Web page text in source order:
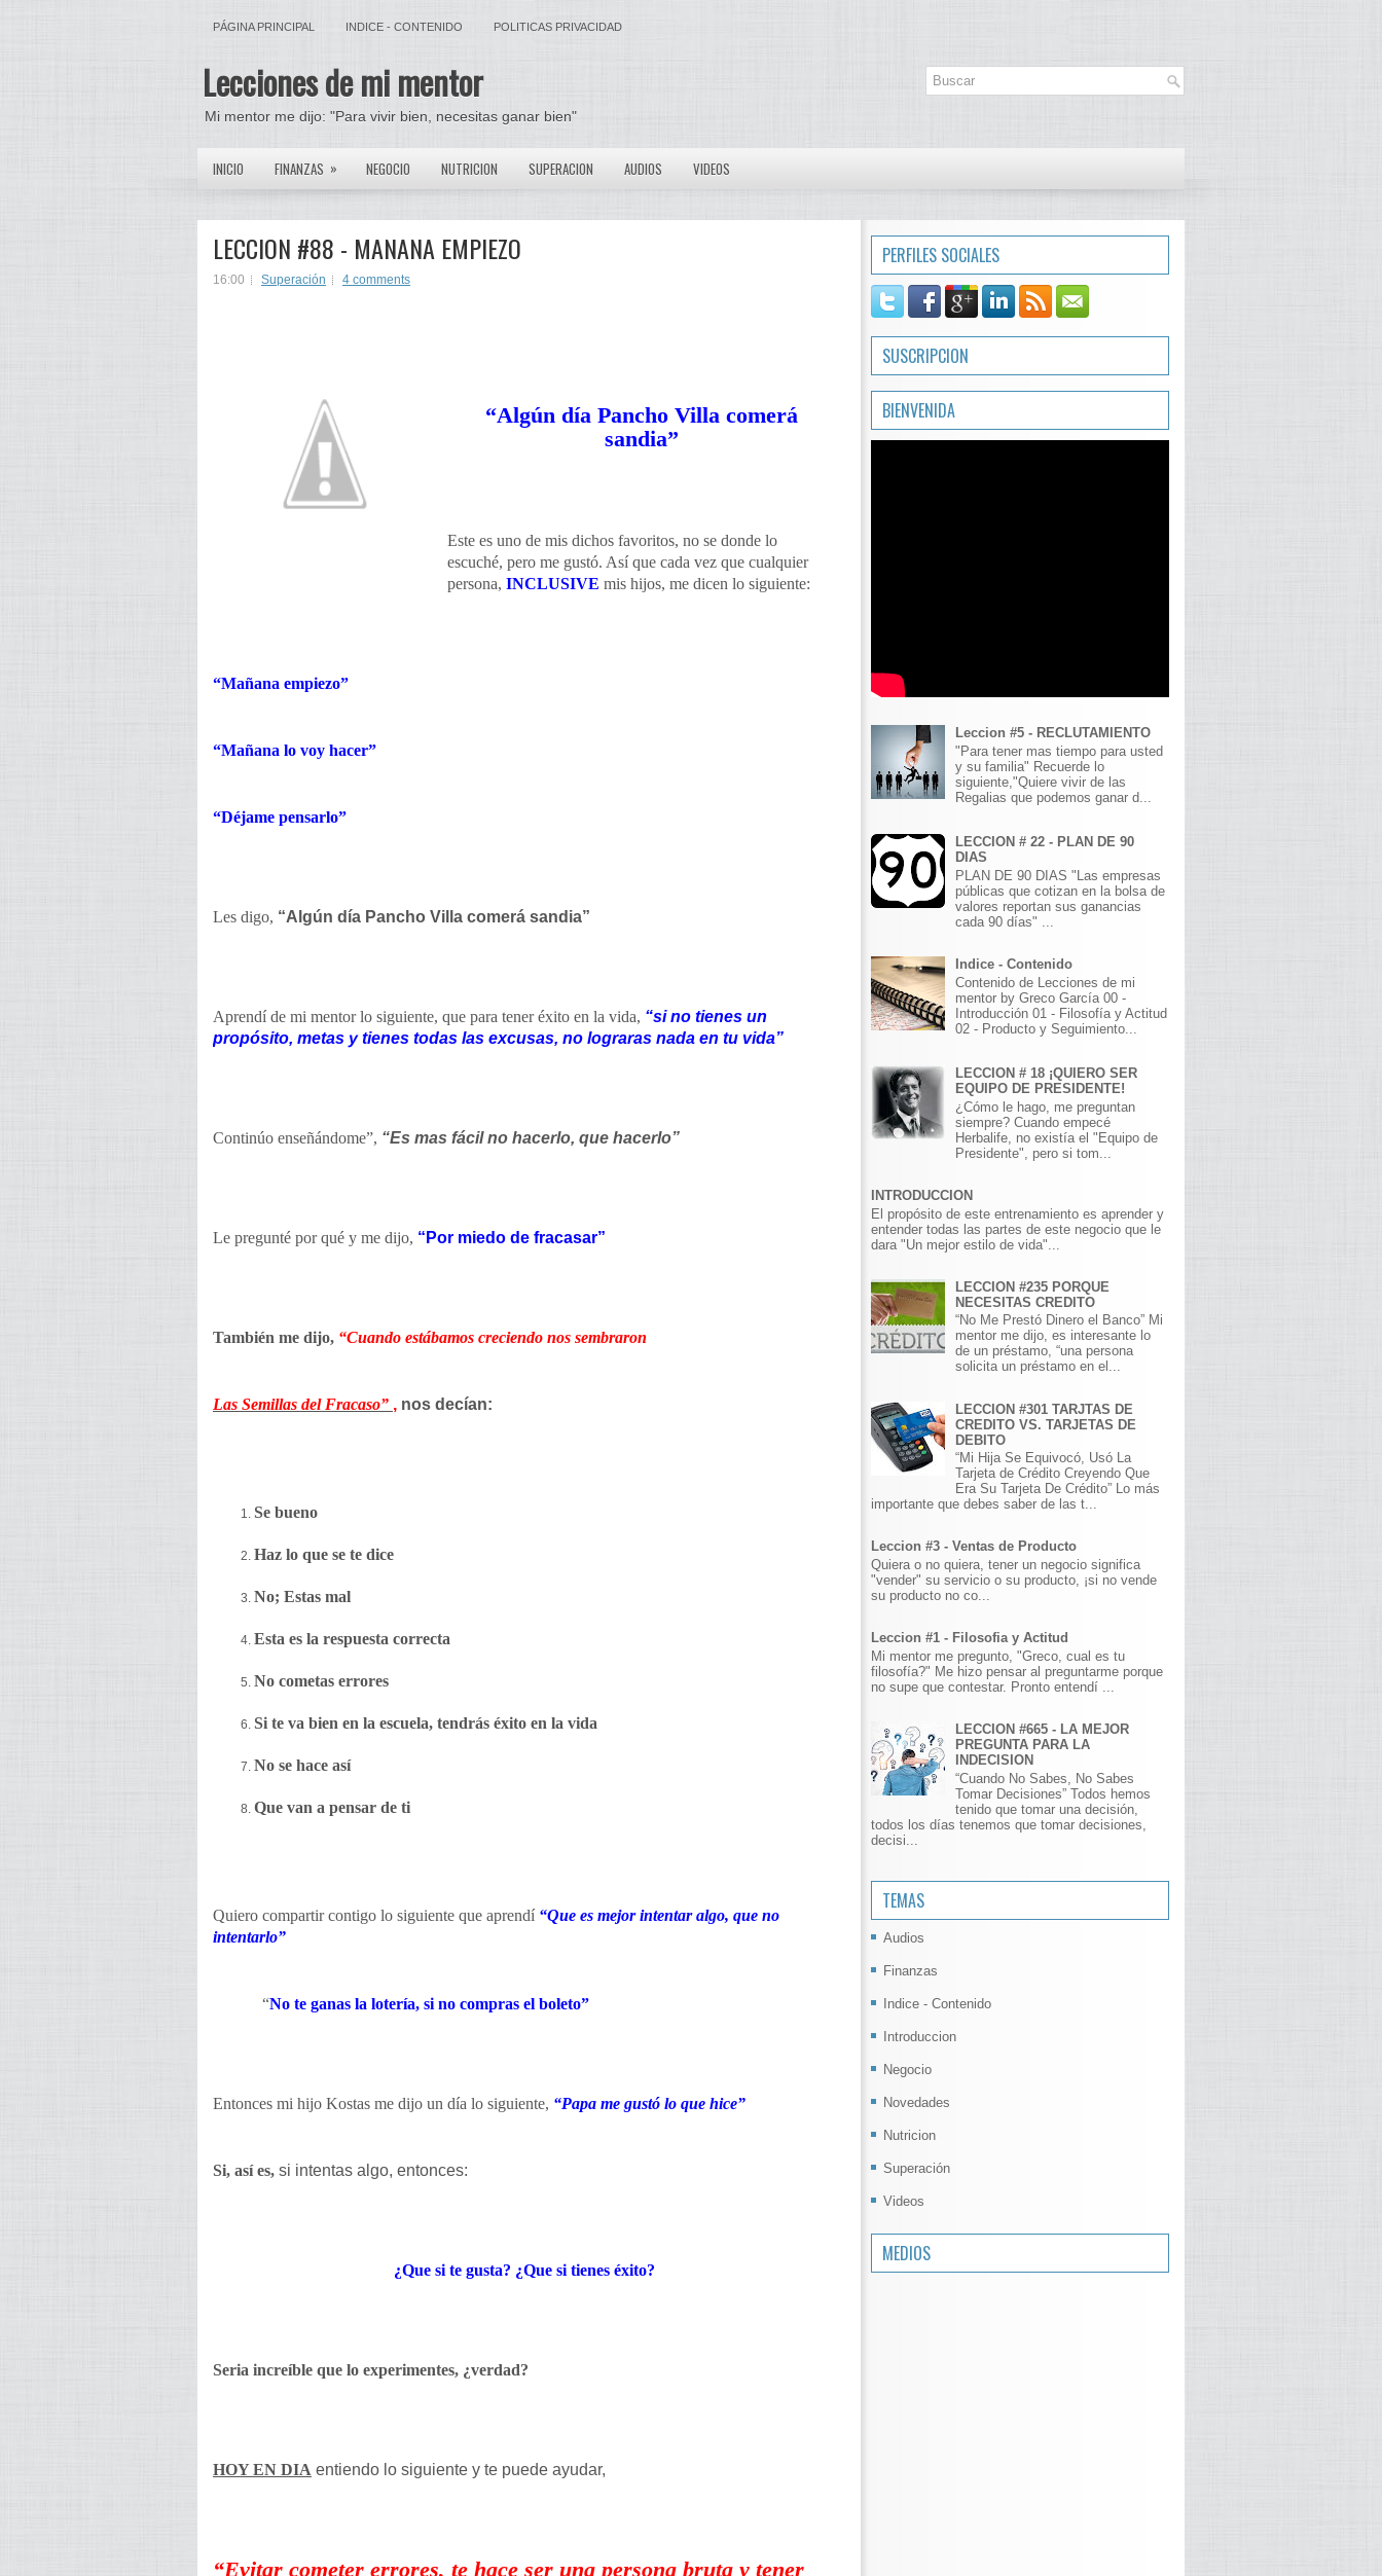
PÁGINA PRINCIPAL INDICE - CONTENIDO POLITICAS PRIVACIDAD
Lecciones de mi mentor
Mi mentor me dijo: "Para vivir bien, necesitas ganar bien"
INICIO FINANZAS » NEGOCIO NUTRICION SUPERACION AUDIOS VIDEOS
LECCION #88 - MANANA EMPIEZO
16:00 Superación 4 comments
“Algún día Pancho Villa comerá
sandia”
Este es uno de mis dichos favoritos, no se donde lo
escuché, pero me gustó. Así que cada vez que cualquier
persona, INCLUSIVE mis hijos, me dicen lo siguiente:
“Mañana empiezo”
“Mañana lo voy hacer”
“Déjame pensarlo”
Les digo, “Algún día Pancho Villa comerá sandia”
Aprendí de mi mentor lo siguiente, que para tener éxito en la vida, “si no tienes un
propósito, metas y tienes todas las excusas, no lograras nada en tu vida”
Continúo enseñándome”, “Es mas fácil no hacerlo, que hacerlo”
Le pregunté por qué y me dijo, “Por miedo de fracasar”
También me dijo, “Cuando estábamos creciendo nos sembraron
Las Semillas del Fracaso” , nos decían:
Se bueno
Haz lo que se te dice
No; Estas mal
Esta es la respuesta correcta
No cometas errores
Si te va bien en la escuela, tendrás éxito en la vida
No se hace así
Que van a pensar de ti
Quiero compartir contigo lo siguiente que aprendí “Que es mejor intentar algo, que no
intentarlo”
“No te ganas la lotería, si no compras el boleto”
Entonces mi hijo Kostas me dijo un día lo siguiente, “Papa me gustó lo que hice”
Si, así es, si intentas algo, entonces:
¿Que si te gusta? ¿Que si tienes éxito?
Seria increíble que lo experimentes, ¿verdad?
HOY EN DIA entiendo lo siguiente y te puede ayudar,
“Evitar cometer errores, te hace ser una persona bruta y tener
PERFILES SOCIALES
SUSCRIPCION
BIENVENIDA
Leccion #5 - RECLUTAMIENTO
"Para tener mas tiempo para usted
y su familia" Recuerde lo
siguiente,"Quiere vivir de las
Regalias que podemos ganar d...
LECCION # 22 - PLAN DE 90
DIAS
PLAN DE 90 DIAS "Las empresas
públicas que cotizan en la bolsa de
valores reportan sus ganancias
cada 90 días" ...
Indice - Contenido
Contenido de Lecciones de mi
mentor by Greco García 00 -
Introducción 01 - Filosofía y Actitud
02 - Producto y Seguimiento...
LECCION # 18 ¡QUIERO SER
EQUIPO DE PRESIDENTE!
¿Cómo le hago, me preguntan
siempre? Cuando empecé
Herbalife, no existía el "Equipo de
Presidente", pero si tom...
INTRODUCCION
El propósito de este entrenamiento es aprender y
entender todas las partes de este negocio que le
dara "Un mejor estilo de vida"...
LECCION #235 PORQUE
NECESITAS CREDITO
“No Me Prestó Dinero el Banco” Mi
mentor me dijo, es interesante lo
de un préstamo, “una persona
solicita un préstamo en el...
LECCION #301 TARJTAS DE
CREDITO VS. TARJETAS DE
DEBITO
“Mi Hija Se Equivocó, Usó La
Tarjeta de Crédito Creyendo Que
Era Su Tarjeta De Crédito” Lo más
importante que debes saber de las t...
Leccion #3 - Ventas de Producto
Quiera o no quiera, tener un negocio significa
"vender" su servicio o su producto, ¡si no vende
su producto no co...
Leccion #1 - Filosofia y Actitud
Mi mentor me pregunto, "Greco, cual es tu
filosofía?" Me hizo pensar al preguntarme porque
no supe que contestar. Pronto entendí ...
LECCION #665 - LA MEJOR
PREGUNTA PARA LA
INDECISION
“Cuando No Sabes, No Sabes
Tomar Decisiones” Todos hemos
tenido que tomar una decisión,
todos los días tenemos que tomar decisiones,
decisi...
TEMAS
Audios
Finanzas
Indice - Contenido
Introduccion
Negocio
Novedades
Nutricion
Superación
Videos
MEDIOS